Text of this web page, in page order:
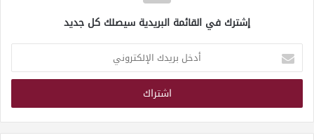
إشترك في القائمة البريدية سيصلك كل جديد
أدخل
بريدك
الإلكتروني